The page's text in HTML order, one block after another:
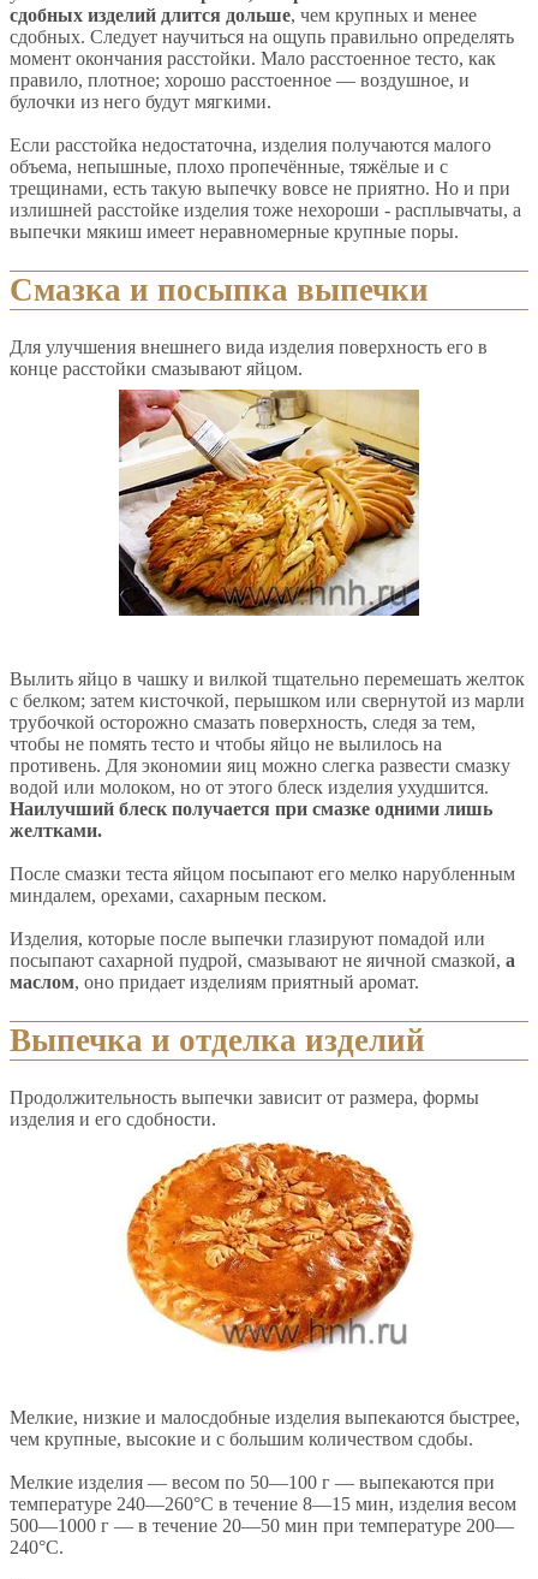
сдобных изделий длится дольше, чем крупных и менее
сдобных. Следует научиться на ощупь правильно определять
момент окончания расстойки. Мало расстоенное тесто, как
правило, плотное; хорошо расстоенное — воздушное, и
булочки из него будут мягкими.
Если расстойка недостаточна, изделия получаются малого
объема, непышные, плохо пропечённые, тяжёлые и с
трещинами, есть такую выпечку вовсе не приятно. Но и при
излишней расстойке изделия тоже нехороши - расплывчаты, а
выпечки мякиш имеет неравномерные крупные поры.
Смазка и посыпка выпечки
Для улучшения внешнего вида изделия поверхность его в
конце расстойки смазывают яйцом.
Вылить яйцо в чашку и вилкой тщательно перемешать желток
с белком; затем кисточкой, перышком или свернутой из марли
трубочкой осторожно смазать поверхность, следя за тем,
чтобы не помять тесто и чтобы яйцо не вылилось на
противень. Для экономии яиц можно слегка развести смазку
водой или молоком, но от этого блеск изделия ухудшится.
Наилучший блеск получается при смазке одними лишь
желтками.
После смазки теста яйцом посыпают его мелко нарубленным
миндалем, орехами, сахарным песком.
Изделия, которые после выпечки глазируют помадой или
посыпают сахарной пудрой, смазывают не яичной смазкой, а
маслом, оно придает изделиям приятный аромат.
Выпечка и отделка изделий
Продолжительность выпечки зависит от размера, формы
изделия и его сдобности.
Мелкие, низкие и малосдобные изделия выпекаются быстрее,
чем крупные, высокие и с большим количеством сдобы.
Мелкие изделия — весом по 50—100 г — выпекаются при
температуре 240—260°С в течение 8—15 мин, изделия весом
500—1000 г — в течение 20—50 мин при температуре 200—
240°С.